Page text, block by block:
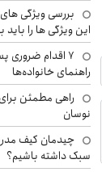
بررسی ویژگی
این ویژگی ها را باید
۷ اقدام ضروری
راهنمای خانواده‌ها
راهی مطمئن
نوسان
چیدمان کیف
سبک داشته باشیم؟